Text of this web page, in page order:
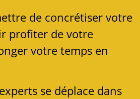
de concrétiser votre
profiter de votre
votre temps en
se déplace dans